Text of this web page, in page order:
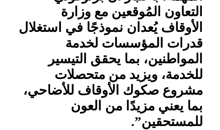
التعاون المُوقعين مع وزارة
الأوقاف يُعدان نموذجًا في استغلال
قدرات المؤسسات لخدمة
المواطنين، بما يحقق التيسير
للخدمة، ويزيد من متحصلات
مشروع صكوك الأوقاف للأضاحي،
بما يعني مزيدًا من العون
للمستحقين”.